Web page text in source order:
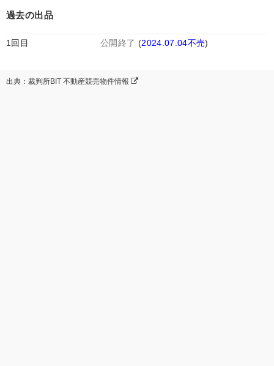
過去の出品
1回目 公開終了 (2024.07.04不売)
出典：裁判所BIT 不動産競売物件情報